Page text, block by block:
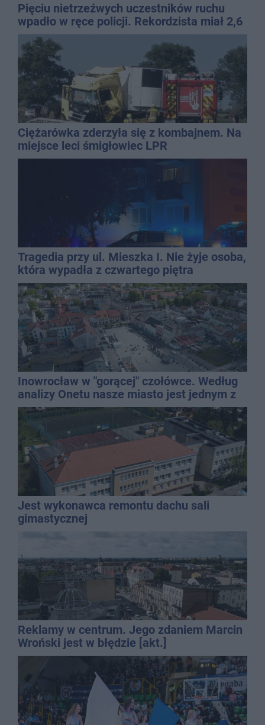
Pięciu nietrzeźwych uczestników ruchu
wpadło w ręce policji. Rekordzista miał 2,6
promila
Ciężarówka zderzyła się z kombajnem. Na
miejsce leci śmigłowiec LPR
Tragedia przy ul. Mieszka I. Nie żyje osoba,
która wypadła z czwartego piętra
Inowrocław w "gorącej" czołówce. Według
analizy Onetu nasze miasto jest jednym z
najbardziej narażonych na upały
Jest wykonawca remontu dachu sali
gimastycznej
Reklamy w centrum. Jego zdaniem Marcin
Wroński jest w błędzie [akt.]